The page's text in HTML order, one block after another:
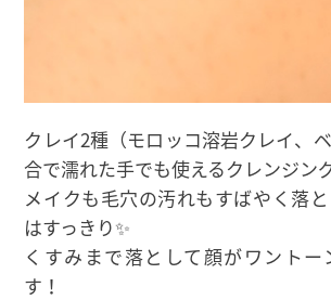
クレイ2種（モロッコ溶岩クレイ、
合で濡れた手でも使えるクレンジン
メイクも毛穴の汚れもすばやく落
はすっきり✨
くすみまで落として顔がワントー
す！